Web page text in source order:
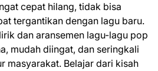
cepat hilang, tidak bisa
tergantikan dengan lagu baru.
dan aransemen lagu-lagu pop
mudah diingat, dan seringkali
masyarakat. Belajar dari kisah